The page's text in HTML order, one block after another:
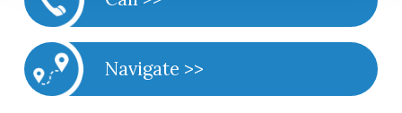
Navigate >>